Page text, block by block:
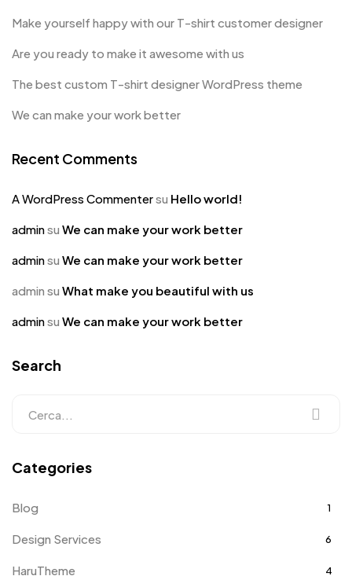
Make yourself happy with our T-shirt customer designer
Are you ready to make it awesome with us
The best custom T-shirt designer WordPress theme
We can make your work better
Recent Comments
A WordPress Commentersu Hello world!
adminsu We can make your work better
adminsu We can make your work better
admin su What make you beautiful with us
adminsu We can make your work better
Search
Categories
Blog 1
Design Services 6
HaruTheme 4